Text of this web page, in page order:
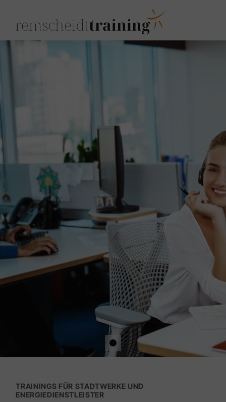
TRAININGS FÜR STADTWERKE UND
ENERGIEDIENSTLEISTER